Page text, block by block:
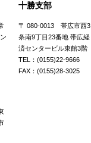
十勝支部
〒 080-0013 帯広市西3
条南9丁目23番地 帯広経
済センタービル東館3階
TEL：(0155)22-9666
FAX：(0155)28-3025